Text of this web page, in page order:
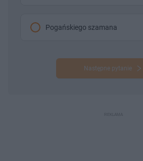
Pogańskiego szamana
Następne pytanie